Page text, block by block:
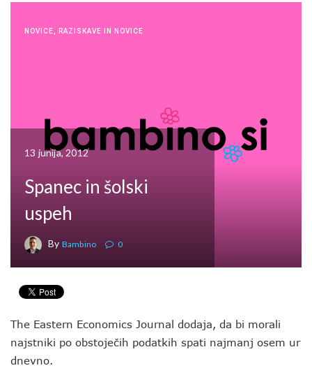
NOVICE RAZISKAVE IN NOVICE
13 junija, 2012
Spanec in šolski
uspeh
By Bambino 0
The Eastern Economics Journal dodaja, da bi morali
najstniki po obstoječih podatkih spati najmanj osem ur
dnevno.